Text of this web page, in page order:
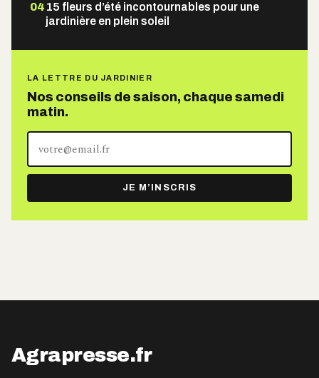
04 15 fleurs d’été incontournables pour une
jardinière en plein soleil
LA LETTRE DU JARDINIER
Nos conseils de saison, chaque samedi
matin.
Votre
adresse
e-
mail
JE M’INSCRIS
Agrapresse.fr